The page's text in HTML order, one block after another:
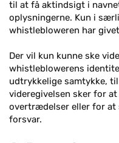
til at få aktindsigt i
oplysningerne. Kun i
whistlebloweren har
Der vil kun kunne ske
whistleblowerens
udtrykkelige samtykke,
videregivelsen sker for
overtrædelser eller for at
forsvar.